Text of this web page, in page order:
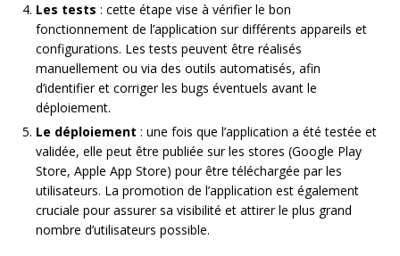
Les tests : cette étape vise à vérifier le bon
fonctionnement de l’application sur différents appareils et
configurations. Les tests peuvent être réalisés
manuellement ou via des outils automatisés, afin
d’identifier et corriger les bugs éventuels avant le
déploiement.
Le déploiement : une fois que l’application a été testée et
validée, elle peut être publiée sur les stores (Google Play
Store, Apple App Store) pour être téléchargée par les
utilisateurs. La promotion de l’application est également
cruciale pour assurer sa visibilité et attirer le plus grand
nombre d’utilisateurs possible.